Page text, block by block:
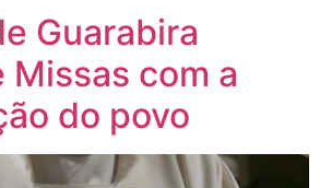
Guarabira
Missas com a
do povo